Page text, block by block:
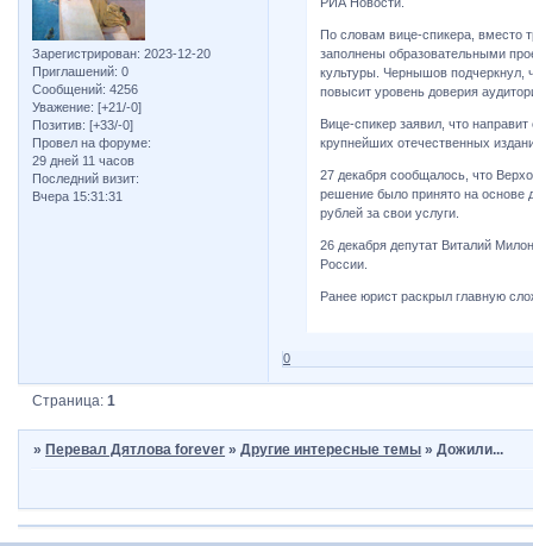
Зарегистрирован: 2023-12-20
Приглашений: 0
Сообщений: 4256
Уважение: [+21/-0]
Позитив: [+33/-0]
Провел на форуме:
29 дней 11 часов
Последний визит:
Вчера 15:31:31
РИА Новости.
По словам вице-спикера, вместо
заполнены образовательными
культуры. Чернышов подчеркнул,
повысит уровень доверия
Вице-спикер заявил, что
крупнейших отечественных
27 декабря сообщалось, что
решение было принято на основе
рублей за свои услуги.
26 декабря депутат Виталий
России.
Ранее юрист раскрыл главную
0
Страница:1
» Перевал Дятлова forever »Другие интересные темы »Дожили...